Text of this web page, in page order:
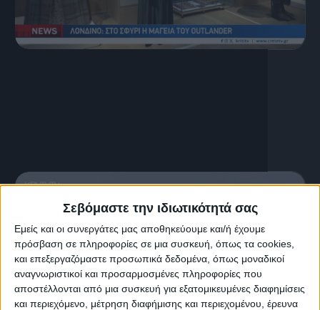
Σεβόμαστε την ιδιωτικότητά σας
Εμείς και οι συνεργάτες μας αποθηκεύουμε και/ή έχουμε
πρόσβαση σε πληροφορίες σε μια συσκευή, όπως τα cookies,
και επεξεργαζόμαστε προσωπικά δεδομένα, όπως μοναδικοί
αναγνωριστικοί και προσαρμοσμένες πληροφορίες που
αποστέλλονται από μια συσκευή για εξατομικευμένες διαφημίσεις
και περιεχόμενο, μέτρηση διαφήμισης και περιεχομένου, έρευνα